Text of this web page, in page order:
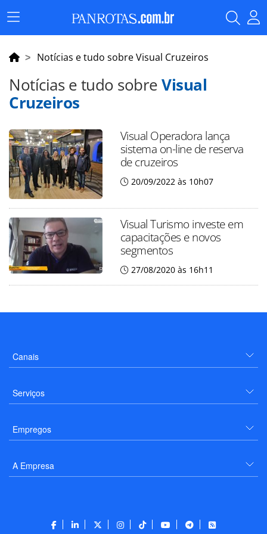
Menu
Principal
Notícias e tudo sobre Visual Cruzeiros
Notícias e tudo sobreVisual
Cruzeiros
Visual Operadora lança
sistema on-line de reserva
de cruzeiros
20/09/2022 às 10h07
Visual Turismo investe em
capacitações e novos
segmentos
27/08/2020 às 16h11
Canais
Serviços
Empregos
A Empresa